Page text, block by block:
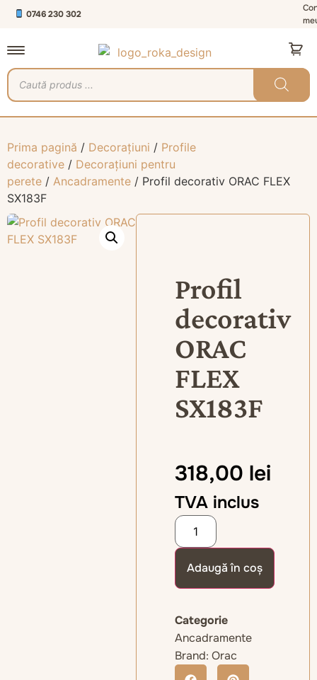
0746 230 302
Prima pagină / Decorațiuni / Profile
decorative / Decorațiuni pentru
perete / Ancadramente / Profil decorativ ORAC FLEX
SX183F
Profil
decorativ
ORAC
FLEX
SX183F
318,00 lei
TVA inclus
Adaugă în coș
Categorie
Ancadramente
Brand:Orac